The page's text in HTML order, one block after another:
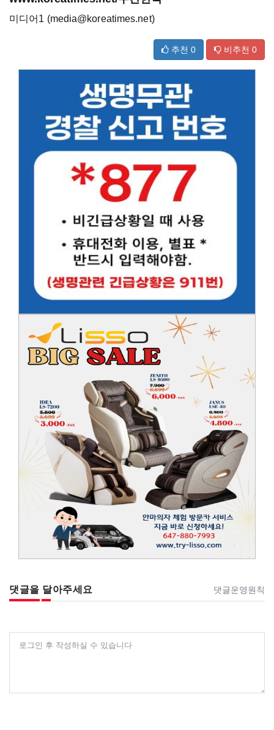
미디어1 (media@koreatimes.net)
추천 0 비추천 0
댓글을 달아주세요 댓글운영원칙
로그인 후 작성하실 수 있습니다